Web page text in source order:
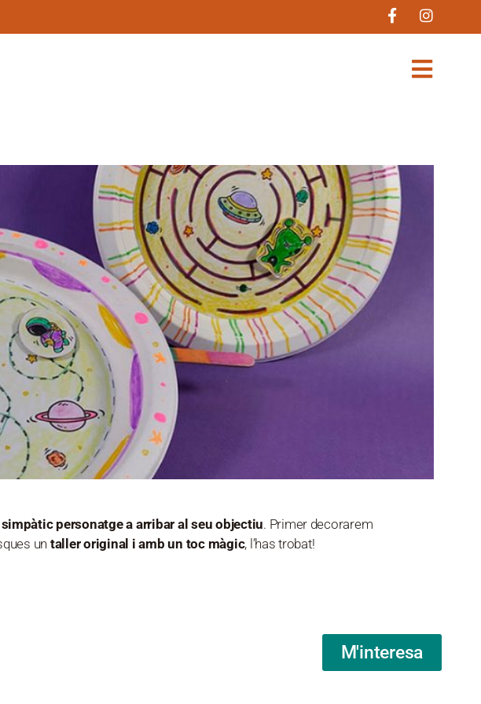
personatge a arribar al seu objectiu. Primer decorarem
un taller original i amb un toc màgic, l’has trobat!
M'interesa